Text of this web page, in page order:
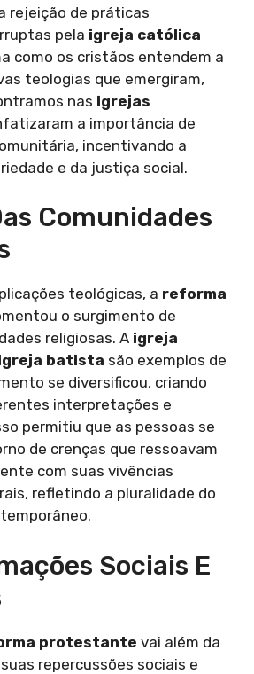
rejeição de práticas
pela igreja católica
como os cristãos entendem a
teologias que emergiram,
nas igrejas
a importância de
incentivando a
e da justiça social.
Comunidades
teológicas, a reforma
o surgimento de
religiosas. A igreja
batista são exemplos de
se diversificou, criando
interpretações e
permitiu que as pessoas se
de crenças que ressoavam
com suas vivências
refletindo a pluralidade do
Sociais E
protestante vai além da
repercussões sociais e